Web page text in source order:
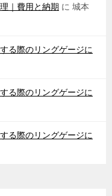
｜費用と納期 に 城本
る際のリングゲージに
る際のリングゲージに
る際のリングゲージに